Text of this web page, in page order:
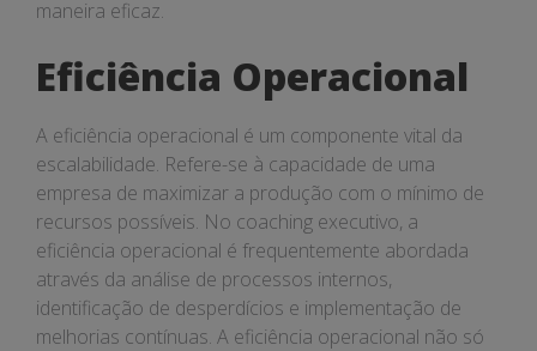
maneira eficaz.
Eficiência Operacional
A eficiência operacional é um componente vital da
escalabilidade. Refere-se à capacidade de uma
empresa de maximizar a produção com o mínimo de
recursos possíveis. No coaching executivo, a
eficiência operacional é frequentemente abordada
através da análise de processos internos,
identificação de desperdícios e implementação de
melhorias contínuas. A eficiência operacional não só